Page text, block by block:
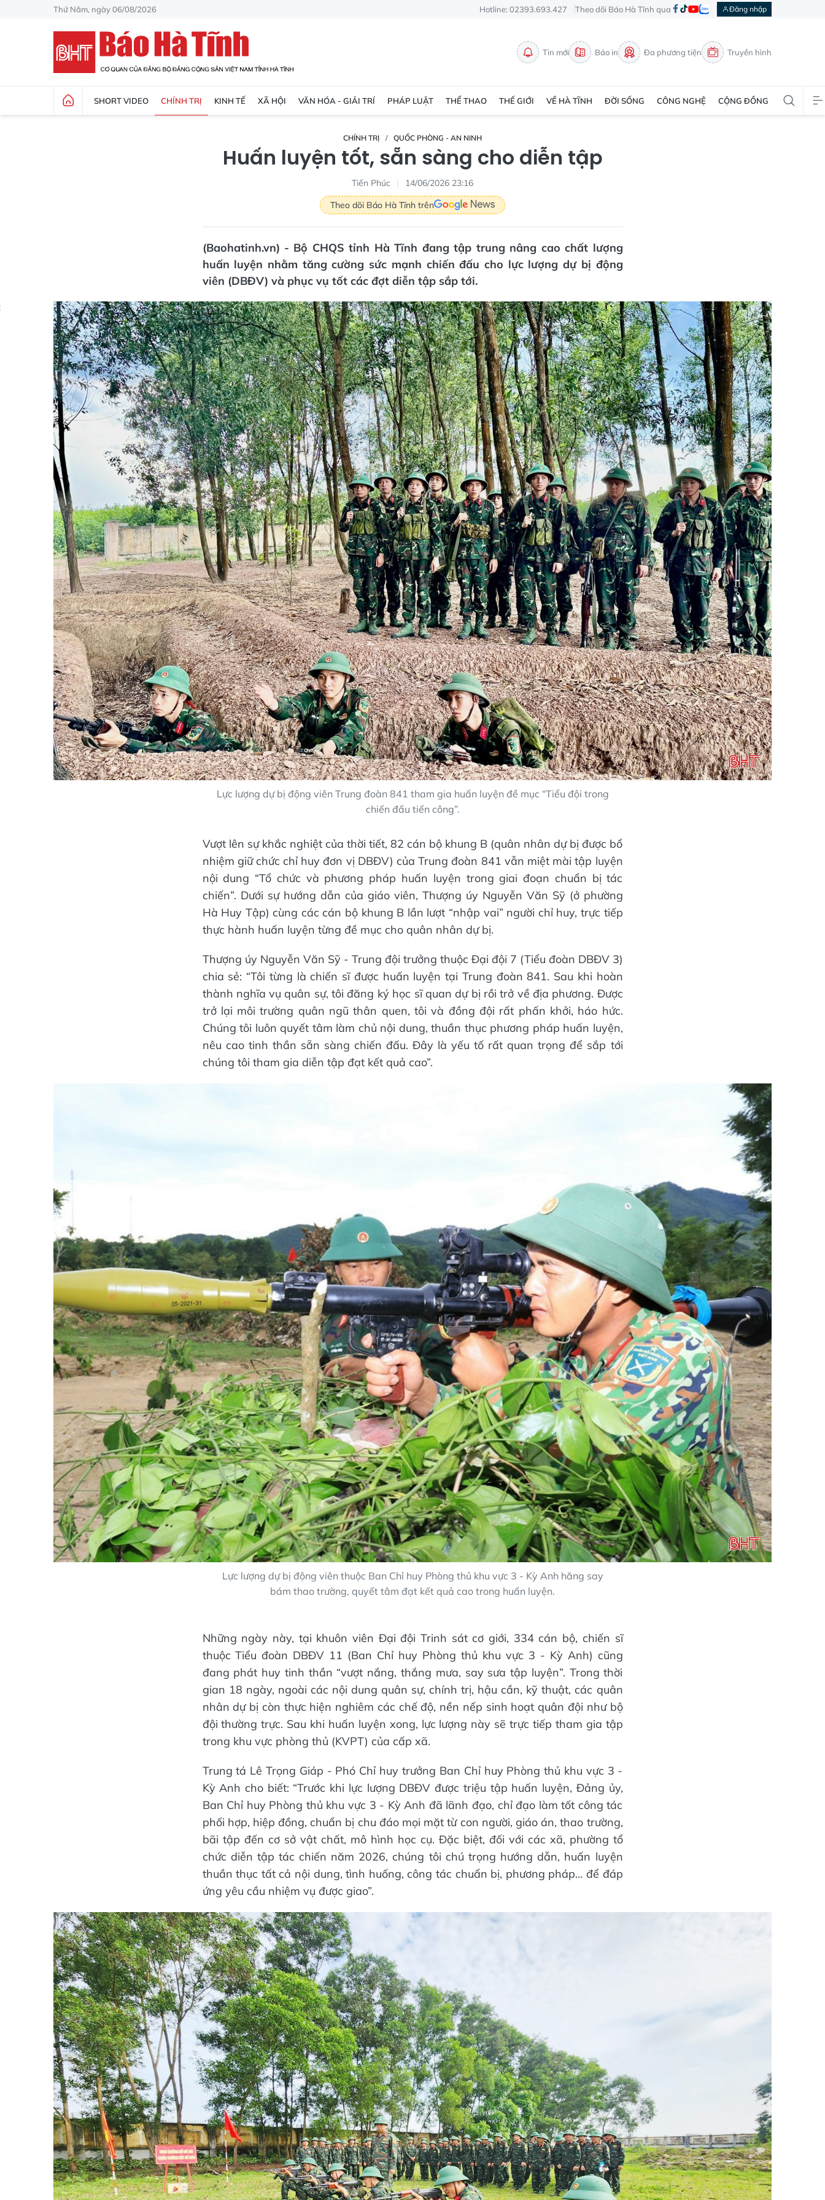
Thứ Năm, ngày 06/08/2026 Hotline: 02393.693.427 Theo dõi Báo Hà Tĩnh qua Đăng nhập
Tin mới Báo in Đa phương tiện Truyền hình
SHORT VIDEO CHÍNH TRỊ KINH TẾ XÃ HỘI VĂN HÓA - GIẢI TRÍ PHÁP LUẬT THỂ THAO THẾ GIỚI VỀ HÀ TĨNH ĐỜI SỐNG CÔNG NGHỆ CỘNG ĐỒNG
CHÍNH TRỊ QUỐC PHÒNG - AN NINH
Huấn luyện tốt, sẵn sàng cho diễn tập
Tiến Phúc
14/06/2026 23:16
Theo dõi Báo Hà Tĩnh trên
(Baohatinh.vn) - Bộ CHQS tỉnh Hà Tĩnh đang tập trung nâng cao chất lượng
huấn luyện nhằm tăng cường sức mạnh chiến đấu cho lực lượng dự bị động
viên (DBĐV) và phục vụ tốt các đợt diễn tập sắp tới.
Lực lượng dự bị động viên Trung đoàn 841 tham gia huấn luyện đề mục “Tiểu đội trong
chiến đấu tiến công”.
Vượt lên sự khắc nghiệt của thời tiết, 82 cán bộ khung B (quân nhân dự bị được bổ
nhiệm giữ chức chỉ huy đơn vị DBĐV) của Trung đoàn 841 vẫn miệt mài tập luyện
nội dung “Tổ chức và phương pháp huấn luyện trong giai đoạn chuẩn bị tác
chiến”. Dưới sự hướng dẫn của giáo viên, Thượng úy Nguyễn Văn Sỹ (ở phường
Hà Huy Tập) cùng các cán bộ khung B lần lượt “nhập vai” người chỉ huy, trực tiếp
thực hành huấn luyện từng đề mục cho quân nhân dự bị.
Thượng úy Nguyễn Văn Sỹ - Trung đội trưởng thuộc Đại đội 7 (Tiểu đoàn DBĐV 3)
chia sẻ: “Tôi từng là chiến sĩ được huấn luyện tại Trung đoàn 841. Sau khi hoàn
thành nghĩa vụ quân sự, tôi đăng ký học sĩ quan dự bị rồi trở về địa phương. Được
trở lại môi trường quân ngũ thân quen, tôi và đồng đội rất phấn khởi, háo hức.
Chúng tôi luôn quyết tâm làm chủ nội dung, thuần thục phương pháp huấn luyện,
nêu cao tinh thần sẵn sàng chiến đấu. Đây là yếu tố rất quan trọng để sắp tới
chúng tôi tham gia diễn tập đạt kết quả cao”.
Lực lượng dự bị động viên thuộc Ban Chỉ huy Phòng thủ khu vực 3 - Kỳ Anh hăng say
bám thao trường, quyết tâm đạt kết quả cao trong huấn luyện.
Những ngày này, tại khuôn viên Đại đội Trinh sát cơ giới, 334 cán bộ, chiến sĩ
thuộc Tiểu đoàn DBĐV 11 (Ban Chỉ huy Phòng thủ khu vực 3 - Kỳ Anh) cũng
đang phát huy tinh thần “vượt nắng, thắng mưa, say sưa tập luyện”. Trong thời
gian 18 ngày, ngoài các nội dung quân sự, chính trị, hậu cần, kỹ thuật, các quân
nhân dự bị còn thực hiện nghiêm các chế độ, nền nếp sinh hoạt quân đội như bộ
đội thường trực. Sau khi huấn luyện xong, lực lượng này sẽ trực tiếp tham gia tập
trong khu vực phòng thủ (KVPT) của cấp xã.
Trung tá Lê Trọng Giáp - Phó Chỉ huy trưởng Ban Chỉ huy Phòng thủ khu vực 3 -
Kỳ Anh cho biết: “Trước khi lực lượng DBĐV được triệu tập huấn luyện, Đảng ủy,
Ban Chỉ huy Phòng thủ khu vực 3 - Kỳ Anh đã lãnh đạo, chỉ đạo làm tốt công tác
phối hợp, hiệp đồng, chuẩn bị chu đáo mọi mặt từ con người, giáo án, thao trường,
bãi tập đến cơ sở vật chất, mô hình học cụ. Đặc biệt, đối với các xã, phường tổ
chức diễn tập tác chiến năm 2026, chúng tôi chú trọng hướng dẫn, huấn luyện
thuần thục tất cả nội dung, tình huống, công tác chuẩn bị, phương pháp… để đáp
ứng yêu cầu nhiệm vụ được giao”.